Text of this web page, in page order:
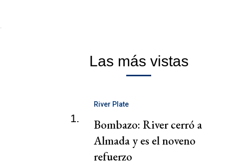
Las más vistas
1.
River Plate
Bombazo: River cerró a
Almada y es el noveno
refuerzo